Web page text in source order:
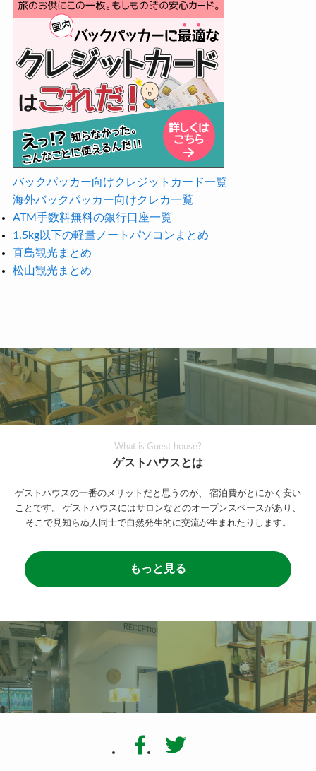
バックパッカー向けクレジットカード一覧
海外バックパッカー向けクレカ一覧
ATM手数料無料の銀行口座一覧
1.5kg以下の軽量ノートパソコンまとめ
直島観光まとめ
松山観光まとめ
What is Guest house?
ゲストハウスとは
ゲストハウスの一番のメリットだと思うのが、
宿泊費がとにかく安い
ことです。
ゲストハウスにはサロンなどのオープンスペースがあり、
そこで見知らぬ人同士で自然発生的に交流が生まれたりします。
もっと見る